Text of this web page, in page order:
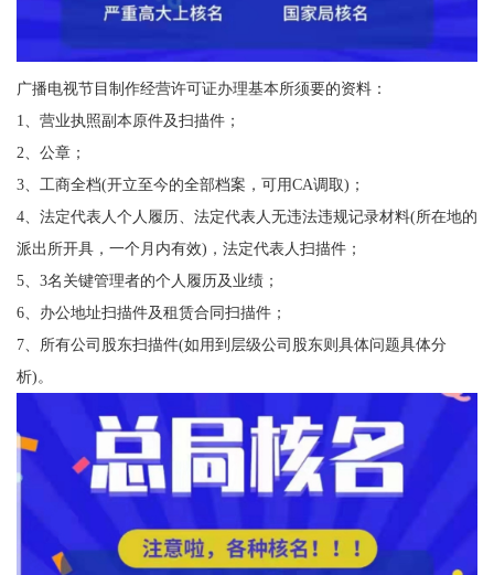
广播电视节目制作经营许可证办理基本所须要的资料：
1、营业执照副本原件及扫描件；
2、公章；
3、工商全档(开立至今的全部档案，可用CA调取)；
4、法定代表人个人履历、法定代表人无违法违规记录材料(所在地的
派出所开具，一个月内有效)，法定代表人扫描件；
5、3名关键管理者的个人履历及业绩；
6、办公地址扫描件及租赁合同扫描件；
7、所有公司股东扫描件(如用到层级公司股东则具体问题具体分
析)。